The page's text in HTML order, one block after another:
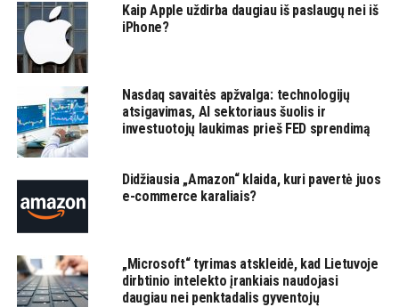
Kaip Apple uždirba daugiau iš paslaugų nei iš
iPhone?
Nasdaq savaitės apžvalga: technologijų
atsigavimas, AI sektoriaus šuolis ir
investuotojų laukimas prieš FED sprendimą
Didžiausia „Amazon“ klaida, kuri pavertė juos
e-commerce karaliais?
„Microsoft“ tyrimas atskleidė, kad Lietuvoje
dirbtinio intelekto įrankiais naudojasi
daugiau nei penktadalis gyventojų